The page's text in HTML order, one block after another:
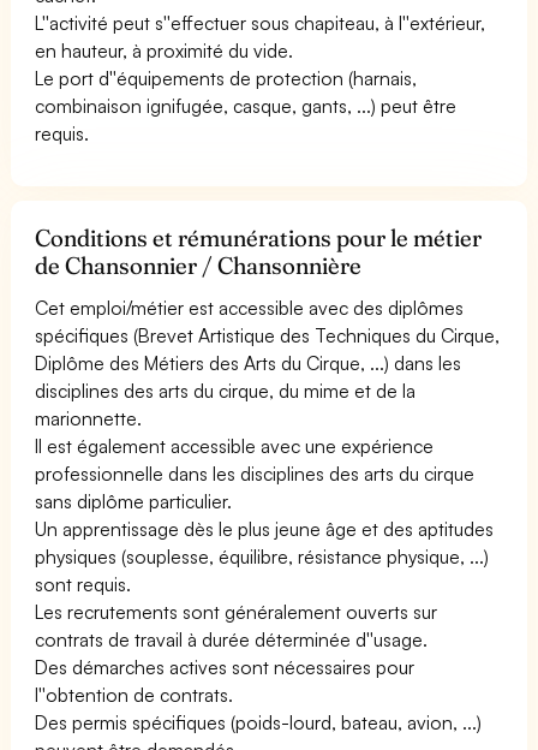
L''activité peut s''effectuer sous chapiteau, à l''extérieur,
en hauteur, à proximité du vide.
Le port d''équipements de protection (harnais,
combinaison ignifugée, casque, gants, ...) peut être
requis.
Conditions et rémunérations pour le métier
de Chansonnier / Chansonnière
Cet emploi/métier est accessible avec des diplômes
spécifiques (Brevet Artistique des Techniques du Cirque,
Diplôme des Métiers des Arts du Cirque, ...) dans les
disciplines des arts du cirque, du mime et de la
marionnette.
Il est également accessible avec une expérience
professionnelle dans les disciplines des arts du cirque
sans diplôme particulier.
Un apprentissage dès le plus jeune âge et des aptitudes
physiques (souplesse, équilibre, résistance physique, ...)
sont requis.
Les recrutements sont généralement ouverts sur
contrats de travail à durée déterminée d''usage.
Des démarches actives sont nécessaires pour
l''obtention de contrats.
Des permis spécifiques (poids-lourd, bateau, avion, ...)